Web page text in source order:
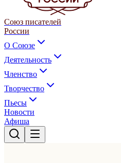
Союз писателей
России
О Союзе
Деятельность
Членство
Творчество
Пьесы
Новости
Афиша